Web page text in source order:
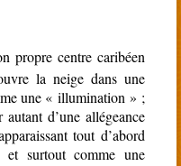
propre centre caribéen
la neige dans une
une « illumination » ;
d’une allégeance
tout d’abord
surtout comme une